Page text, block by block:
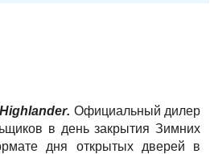
Highlander. Официальный дилер
в день закрытия Зимних
дня открытых дверей в